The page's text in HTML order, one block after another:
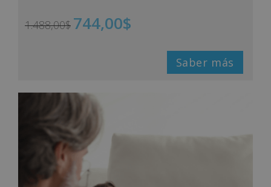
1.488,00$ 744,00$
Saber más